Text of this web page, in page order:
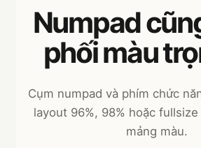
Numpad
phối màu
Cụm numpad và phím chức
layout 96%, 98% hoặc
mảng màu.